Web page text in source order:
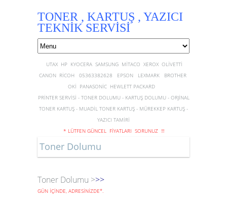
TONER , KARTUŞ , YAZICI
TEKNİK SERVİSİ
UTAX HP KYOCERA SAMSUNG MİTACO XEROX OLİVETTİ
CANON RİCOH 05363382628 EPSON LEXMARK BROTHER
OKİ PANASONİC HEWLETT PACKARD
PRİNTER SERVİSİ - TONER DOLUMU - KARTUŞ DOLUMU - ORJİNAL
TONER KARTUŞ - MUADİL TONER KARTUŞ - MÜREKKEP KARTUŞ -
YAZICI TAMİRİ
* LÜTFEN GÜNCEL FİYATLARI SORUNUZ !!!
Toner Dolumu
Toner Dolumu >>>
GÜN İÇİNDE, ADRESİNİZDE*.